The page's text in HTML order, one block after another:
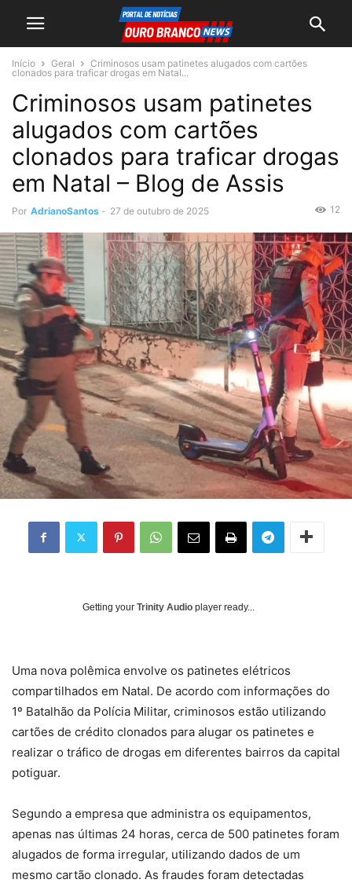
Início Geral
Criminosos usam patinetes alugados com cartões
clonados para traficar drogas em Natal...
Criminosos usam patinetes
alugados com cartões
clonados para traficar drogas
em Natal – Blog de Assis
Por AdrianoSantos - 27 de outubro de 2025 12
Getting your Trinity Audio player ready...
Uma nova polêmica envolve os patinetes elétricos
compartilhados em Natal. De acordo com informações do
1º Batalhão da Polícia Militar, criminosos estão utilizando
cartões de crédito clonados para alugar os patinetes e
realizar o tráfico de drogas em diferentes bairros da capital
potiguar.
Segundo a empresa que administra os equipamentos,
apenas nas últimas 24 horas, cerca de 500 patinetes foram
alugados de forma irregular, utilizando dados de um
mesmo cartão clonado. As fraudes foram detectadas